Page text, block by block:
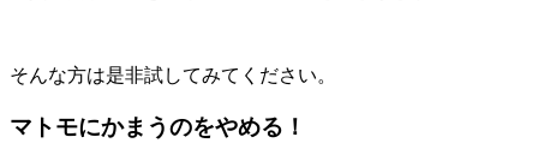
そんな方は是非試してみてください。
マトモにかまうのをやめる！